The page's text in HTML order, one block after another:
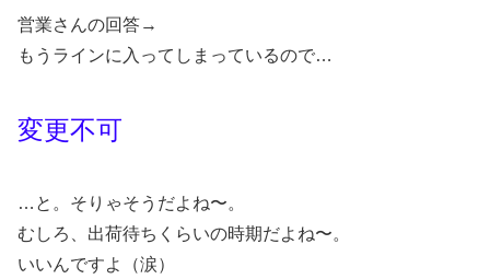
営業さんの回答→
もうラインに入ってしまっているので…
変更不可
…と。そりゃそうだよね〜。
むしろ、出荷待ちくらいの時期だよね〜。
いいんですよ（涙）